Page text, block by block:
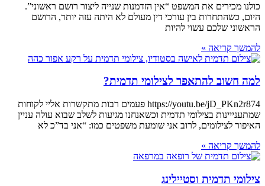
כולנו מכירים את המשפט “אין הזדמנות שנייה ליצור רושם ראשוני”.
היום, כשהתחרות בין עורכי דין מעולם לא היתה עזה יותר, הרושם
הראשוני שלכם עשוי להיות
להמשך קריאה »
למה חשוב להתאפר לצילומי תדמית?
https://youtu.be/jD_PKn2r874 פעמים רבות מתקשרות אליי לקוחות
שמתענייינות בצילומי תדמית וכשאנחנו מגיעות לשלב שבוא עולה עניין
האיפור לצילומים, לרוב אני שומעת משפטים כמו: “אני בד”כ לא
להמשך קריאה »
צילומי תדמית וסטיילינג